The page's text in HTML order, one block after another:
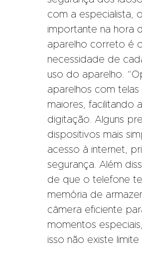
com a especialista,
importante na hora
aparelho correto é
necessidade de
uso do aparelho.
aparelhos com
maiores, facilitando
digitação. Alguns
dispositivos mais
acesso à internet,
segurança. Além
de que o telefone
memória de
câmera eficiente
momentos
isso não existe limite